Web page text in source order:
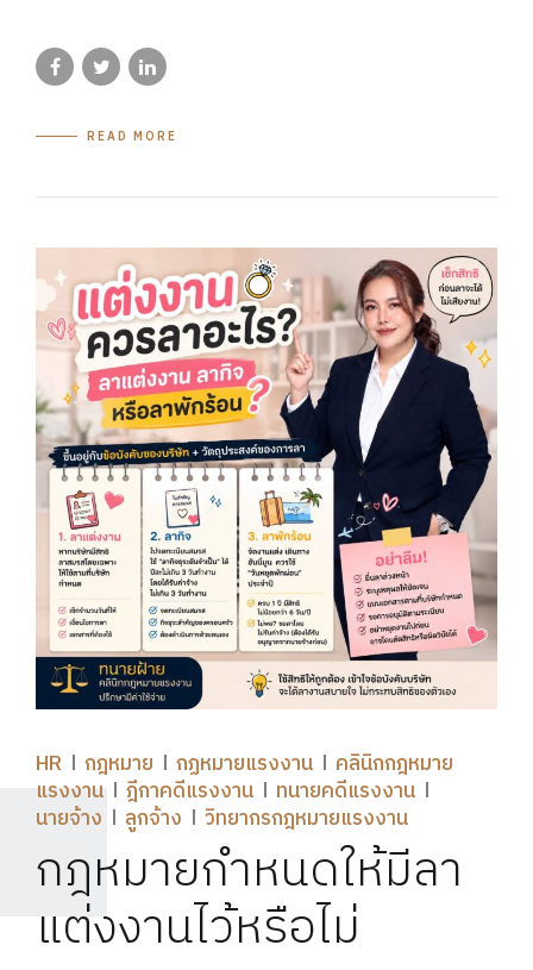
READ MORE
HR กฎหมาย กฏหมายแรงงาน
คลินิกกฎหมาย
แรงงาน
ฎีกาคดีแรงงาน
ทนายคดีแรงงาน
นายจ้าง
ลูกจ้าง วิทยากรกฎหมายแรงงาน
กฎหมายกำหนดให้มีลา
แต่งงานไว้หรือไม่